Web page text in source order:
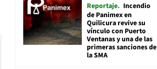
Reportaje Incendio
de Panimex en
Quilicura revive su
vínculo con Puerto
Ventanas y una de las
primeras sanciones de
la SMA